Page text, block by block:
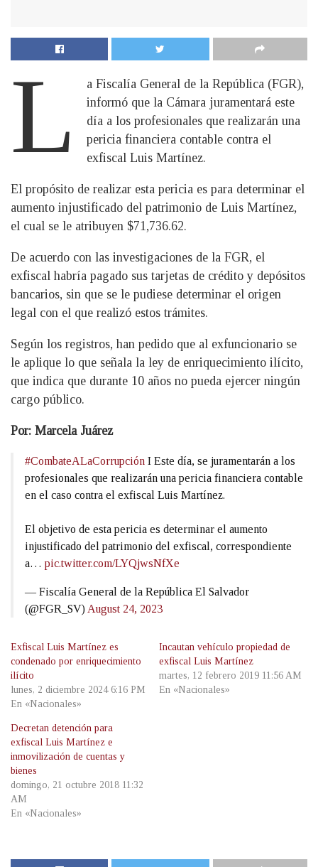
L
a Fiscalía General de la República (FGR),
informó que la Cámara juramentará este
día a los profesionales que realizarán una
pericia financiera contable contra el
exfiscal Luis Martínez.
El propósito de realizar esta pericia es para determinar el
aumento injustificado del patrimonio de Luis Martínez,
el cual se le atribuyen $71,736.62.
De acuerdo con las investigaciones de la FGR, el
exfiscal habría pagado sus tarjetas de crédito y depósitos
bancarios, sin que se le pudiese determinar el origen
legal con el que realizó estos trámites.
Según los registros, han pedido que al exfuncionario se
le aplique lo que señala la ley de enriquecimiento ilícito,
que indica que durante 10 años no pueda ejercer ningún
cargo público.
Por: Marcela Juárez
#CombateALaCorrupción I Este día, se juramentarán a los
profesionales que realizarán una pericia financiera contable
en el caso contra el exfiscal Luis Martínez.
El objetivo de esta pericia es determinar el aumento
injustificado del patrimonio del exfiscal, correspondiente
a… pic.twitter.com/LYQjwsNfXe
— Fiscalía General de la República El Salvador
(@FGR_SV) August 24, 2023
Exfiscal Luis Martínez es
condenado por enriquecimiento
ilícito
lunes, 2 diciembre 2024 6:16 PM
En «Nacionales»
Incautan vehículo propiedad de
exfiscal Luis Martínez
martes, 12 febrero 2019 11:56 AM
En «Nacionales»
Decretan detención para
exfiscal Luis Martínez e
inmovilización de cuentas y
bienes
domingo, 21 octubre 2018 11:32
AM
En «Nacionales»